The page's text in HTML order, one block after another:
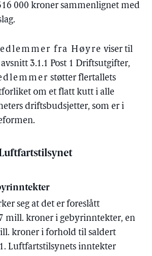
000 kroner sammenlignet med
fra Høyre viser til
3.1.1 Post 1 Driftsutgifter,
støtter flertallets
om et flatt kutt i alle
driftsbudsjetter, som er i
seg at det er foreslått
mill. kroner i gebyrinntekter, en
kroner i forhold til saldert
Luftfartstilsynets inntekter